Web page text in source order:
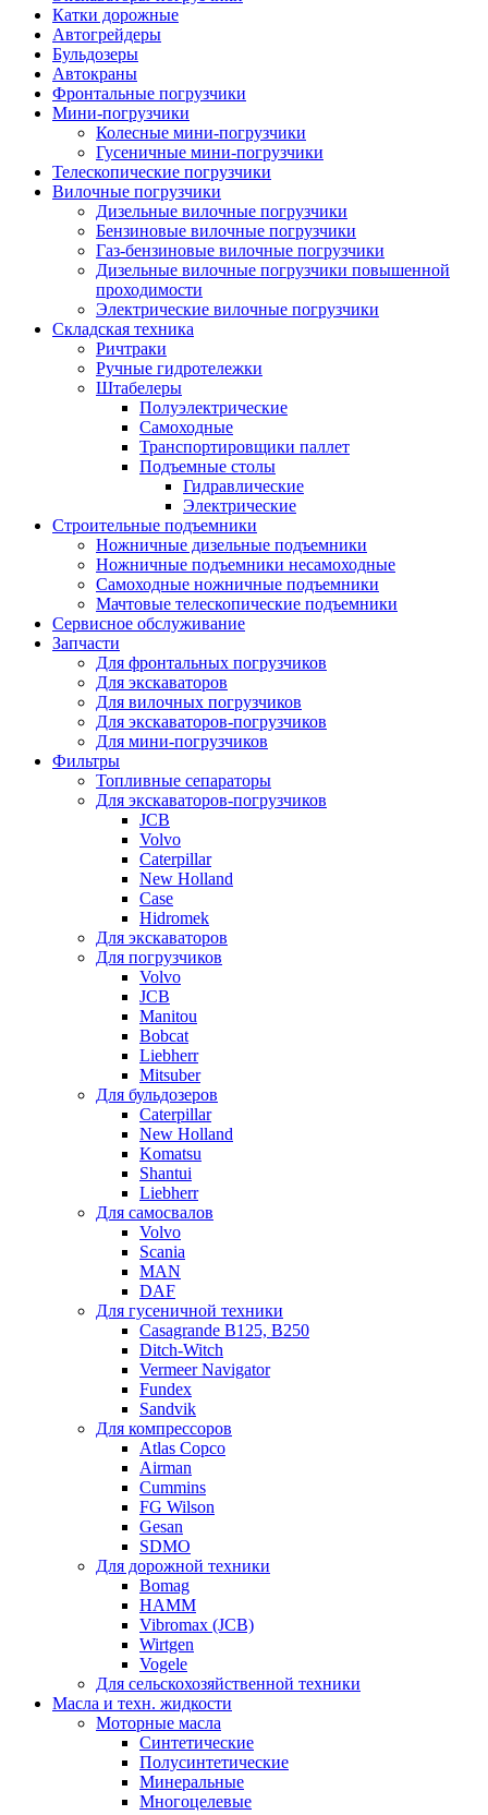
Катки дорожные
Автогрейдеры
Бульдозеры
Автокраны
Фронтальные погрузчики
Мини-погрузчики
Колесные мини-погрузчики
Гусеничные мини-погрузчики
Телескопические погрузчики
Вилочные погрузчики
Дизельные вилочные погрузчики
Бензиновые вилочные погрузчики
Газ-бензиновые вилочные погрузчики
Дизельные вилочные погрузчики повышенной
проходимости
Электрические вилочные погрузчики
Складская техника
Ричтраки
Ручные гидротележки
Штабелеры
Полуэлектрические
Самоходные
Транспортировщики паллет
Подъемные столы
Гидравлические
Электрические
Строительные подъемники
Ножничные дизельные подъемники
Ножничные подъемники несамоходные
Самоходные ножничные подъемники
Мачтовые телескопические подъемники
Сервисное обслуживание
Запчасти
Для фронтальных погрузчиков
Для экскаваторов
Для вилочных погрузчиков
Для экскаваторов-погрузчиков
Для мини-погрузчиков
Фильтры
Топливные сепараторы
Для экскаваторов-погрузчиков
JCB
Volvo
Caterpillar
New Holland
Case
Hidromek
Для экскаваторов
Для погрузчиков
Volvo
JCB
Manitou
Bobcat
Liebherr
Mitsuber
Для бульдозеров
Caterpillar
New Holland
Komatsu
Shantui
Liebherr
Для самосвалов
Volvo
Scania
MAN
DAF
Для гусеничной техники
Casagrande B125, B250
Ditch-Witch
Vermeer Navigator
Fundex
Sandvik
Для компрессоров
Atlas Copco
Airman
Cummins
FG Wilson
Gesan
SDMO
Для дорожной техники
Bomag
HAMM
Vibromax (JCB)
Wirtgen
Vogele
Для сельскохозяйственной техники
Масла и техн. жидкости
Моторные масла
Синтетические
Полусинтетические
Минеральные
Многоцелевые